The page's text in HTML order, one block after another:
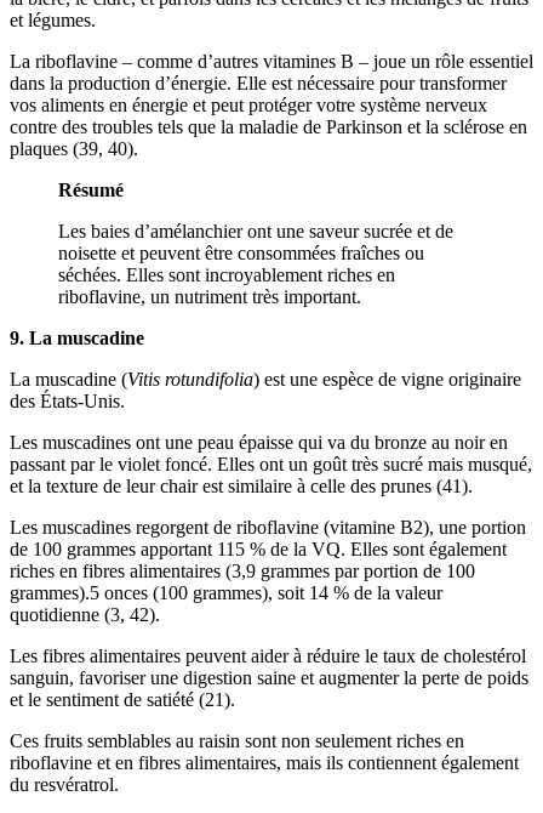
et légumes.
La riboflavine – comme d’autres vitamines B – joue un rôle essentiel
dans la production d’énergie. Elle est nécessaire pour transformer
vos aliments en énergie et peut protéger votre système nerveux
contre des troubles tels que la maladie de Parkinson et la sclérose en
plaques (39, 40).
Résumé
Les baies d’amélanchier ont une saveur sucrée et de
noisette et peuvent être consommées fraîches ou
séchées. Elles sont incroyablement riches en
riboflavine, un nutriment très important.
9. La muscadine
La muscadine (Vitis rotundifolia) est une espèce de vigne originaire
des États-Unis.
Les muscadines ont une peau épaisse qui va du bronze au noir en
passant par le violet foncé. Elles ont un goût très sucré mais musqué,
et la texture de leur chair est similaire à celle des prunes (41).
Les muscadines regorgent de riboflavine (vitamine B2), une portion
de 100 grammes apportant 115 % de la VQ. Elles sont également
riches en fibres alimentaires (3,9 grammes par portion de 100
grammes).5 onces (100 grammes), soit 14 % de la valeur
quotidienne (3, 42).
Les fibres alimentaires peuvent aider à réduire le taux de cholestérol
sanguin, favoriser une digestion saine et augmenter la perte de poids
et le sentiment de satiété (21).
Ces fruits semblables au raisin sont non seulement riches en
riboflavine et en fibres alimentaires, mais ils contiennent également
du resvératrol.